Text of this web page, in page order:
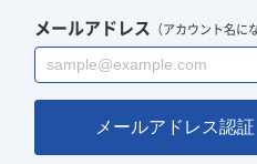
メールアドレス （アカウント名に
メールアドレス認証